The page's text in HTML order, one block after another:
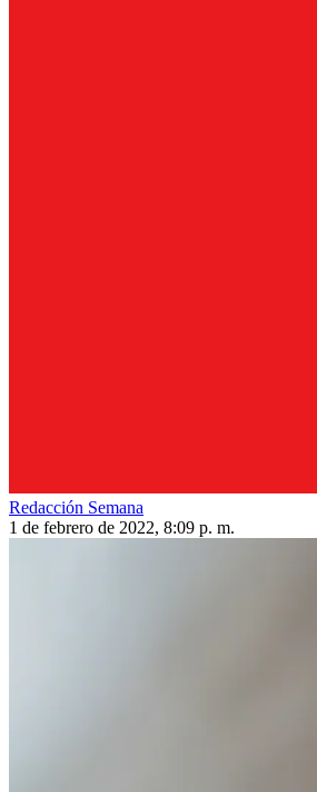
Redacción Semana
1 de febrero de 2022, 8:09 p. m.